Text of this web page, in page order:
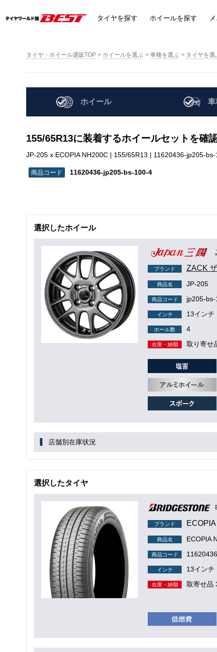
タイヤを探す ホイールを探す
タイヤ・ホイール通販TOP ホイールを選ぶ 車種を選ぶ タイヤを選
ホイール 車
155/65R13に装着するホイールセットを確
JP-205 x ECOPIA NH200C | 155/65R13 | 11620436-jp205-
11620436-jp205-bs-100-4
選択したホイール
ブランド ZACK
商品名 JP-205
商品コード jp205-
インチ 13インチ
ホール数 4
在庫・納期 取り寄せ
店舗別在庫状況
選択したタイヤ
ブランド
商品名 ECOPIA
商品コード 11620436
インチ 13インチ
在庫・納期 取寄せ品